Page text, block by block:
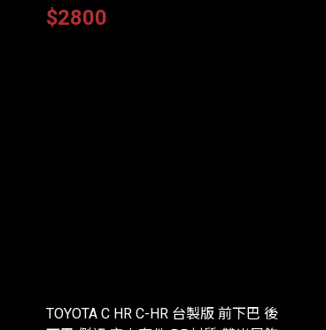
$2800
TOYOTA C HR C-HR 台製版 前下巴 後